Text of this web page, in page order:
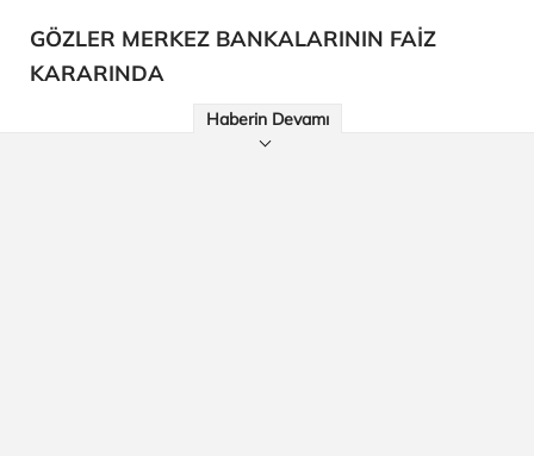
GÖZLER MERKEZ BANKALARININ FAİZ
KARARINDA
Haberin Devamı